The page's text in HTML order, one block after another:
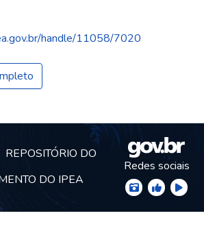
handle/11058/7020
REPOSITÓRIO DO
DO IPEA
Redes sociais